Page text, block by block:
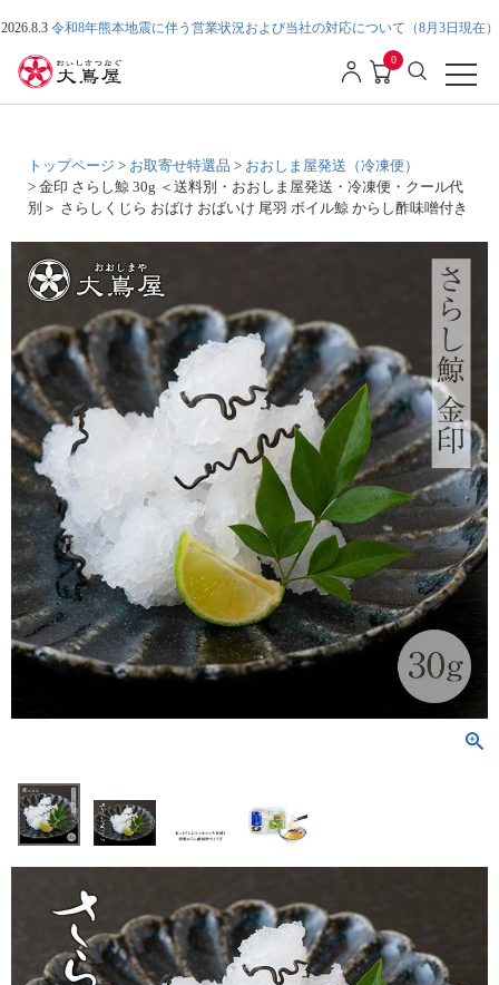
2026.8.3 令和8年熊本地震に伴う営業状況および当社の対応について（8月3日現在）
0
トップページ お取寄せ特選品
おおしま屋発送（冷凍便）
金印 さらし鯨 30g ＜送料別・おおしま屋発送・冷凍便・クール代
別＞ さらしくじら おばけ おばいけ 尾羽 ボイル鯨 からし酢味噌付き